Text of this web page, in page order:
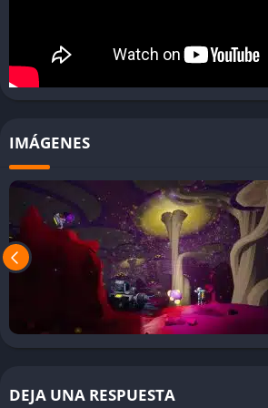
si prefiere construir enormes bases,
vehículo espacial o simplemente excavar
materiales raros. Esta libertad convierte
Supervivencia ligera pero
Aunque existen mecánicas de
oxígeno y energía, estas no buscan
mantener un nivel de tensión que dé
Morir por falta de oxígeno en una cueva
quedarse sin batería en un planeta
pero también enseña a planificar y a
IMÁGENES
DEJA UNA RESPUESTA